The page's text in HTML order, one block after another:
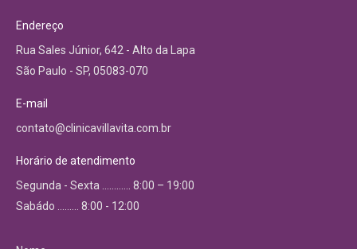
Endereço
Rua Sales Júnior, 642 - Alto da Lapa
São Paulo - SP, 05083-070
E-mail
contato@clinicavillavita.com.br
Horário de atendimento
Segunda - Sexta ………… 8:00 – 19:00
Sabádo ……… 8:00 - 12:00